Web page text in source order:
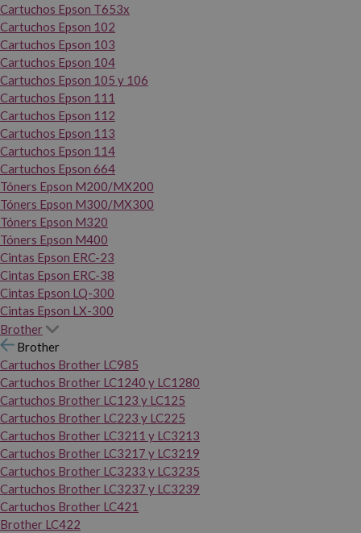
Cartuchos Epson T653x
Cartuchos Epson 102
Cartuchos Epson 103
Cartuchos Epson 104
Cartuchos Epson 105 y 106
Cartuchos Epson 111
Cartuchos Epson 112
Cartuchos Epson 113
Cartuchos Epson 114
Cartuchos Epson 664
Tóners Epson M200/MX200
Tóners Epson M300/MX300
Tóners Epson M320
Tóners Epson M400
Cintas Epson ERC-23
Cintas Epson ERC-38
Cintas Epson LQ-300
Cintas Epson LX-300
Brother
Brother
Cartuchos Brother LC985
Cartuchos Brother LC1240 y LC1280
Cartuchos Brother LC123 y LC125
Cartuchos Brother LC223 y LC225
Cartuchos Brother LC3211 y LC3213
Cartuchos Brother LC3217 y LC3219
Cartuchos Brother LC3233 y LC3235
Cartuchos Brother LC3237 y LC3239
Cartuchos Brother LC421
Brother LC422